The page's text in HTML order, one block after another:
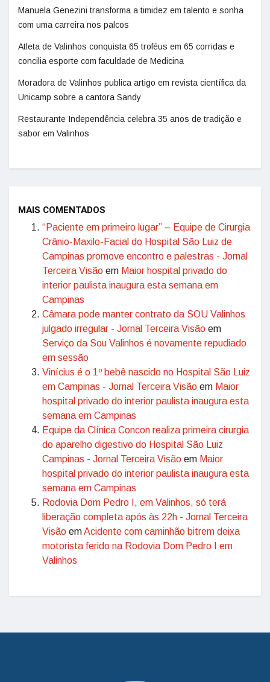
Manuela Genezini transforma a timidez em talento e sonha
com uma carreira nos palcos
Atleta de Valinhos conquista 65 troféus em 65 corridas e
concilia esporte com faculdade de Medicina
Moradora de Valinhos publica artigo em revista científica da
Unicamp sobre a cantora Sandy
Restaurante Independência celebra 35 anos de tradição e
sabor em Valinhos
MAIS COMENTADOS
“Paciente em primeiro lugar” – Equipe de Cirurgia
Crânio-Maxilo-Facial do Hospital São Luiz de
Campinas promove encontro e palestras - Jornal
Terceira Visão em Maior hospital privado do
interior paulista inaugura esta semana em
Campinas
Câmara pode manter contrato da SOU Valinhos
julgado irregular - Jornal Terceira Visão em
Serviço da Sou Valinhos é novamente repudiado
em sessão
Vinícius é o 1º bebê nascido no Hospital São Luiz
em Campinas - Jornal Terceira Visão em Maior
hospital privado do interior paulista inaugura esta
semana em Campinas
Equipe da Clínica Concon realiza primeira cirurgia
do aparelho digestivo do Hospital São Luiz
Campinas - Jornal Terceira Visão em Maior
hospital privado do interior paulista inaugura esta
semana em Campinas
Rodovia Dom Pedro I, em Valinhos, só terá
liberação completa após às 22h - Jornal Terceira
Visão emAcidente com caminhão bitrem deixa
motorista ferido na Rodovia Dom Pedro I em
Valinhos